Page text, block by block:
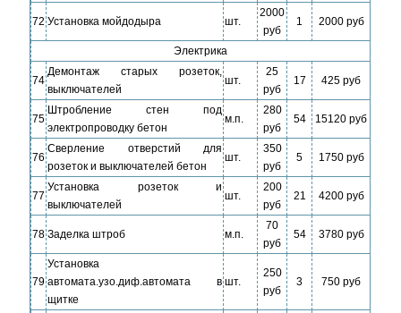
72 Установка мойдодыра шт.
2000
руб
1 2000 руб
Электрика
74
Демонтаж старых розеток,
выключателей
шт.
25
руб
17 425 руб
75
Штробление стен под
электропроводку бетон
м.п.
280
руб
54 15120 руб
76
Сверление отверстий для
розеток и выключателей бетон
шт.
350
руб
5 1750 руб
77
Установка розеток и
выключателей
шт.
200
руб
21 4200 руб
78 Заделка штроб м.п.
70
руб
54 3780 руб
79
Установка
автомата.узо.диф.автомата в
щитке
шт.
250
руб
3 750 руб